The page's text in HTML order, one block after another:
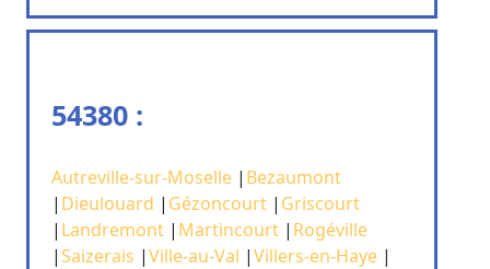
54380 :
Autreville-sur-Moselle | Bezaumont
| Dieulouard | Gézoncourt | Griscourt
| Landremont | Martincourt | Rogéville
|Saizerais |Ville-au-Val |Villers-en-Haye |